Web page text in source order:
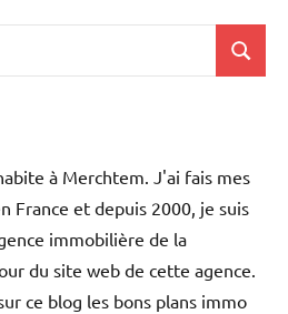
à Merchtem. J'ai fais mes
France et depuis 2000, je suis
immobilière de la
du site web de cette agence.
ce blog les bons plans immo